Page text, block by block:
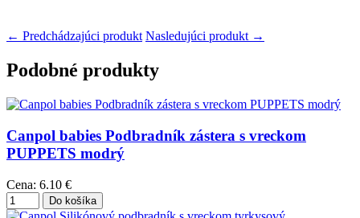
← Predchádzajúci produkt Nasledujúci produkt →
Podobné produkty
Canpol babies Podbradník zástera s vreckom
PUPPETS modrý
Cena: 6.10 €